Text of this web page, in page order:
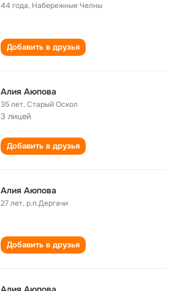
44 года, Набережные Челны
Добавить в друзья
Алия Аюпова
35 лет,Старый Оскол
3 лицей
Добавить в друзья
Алия Аюпова
27 лет,р.п.Дергачи
Добавить в друзья